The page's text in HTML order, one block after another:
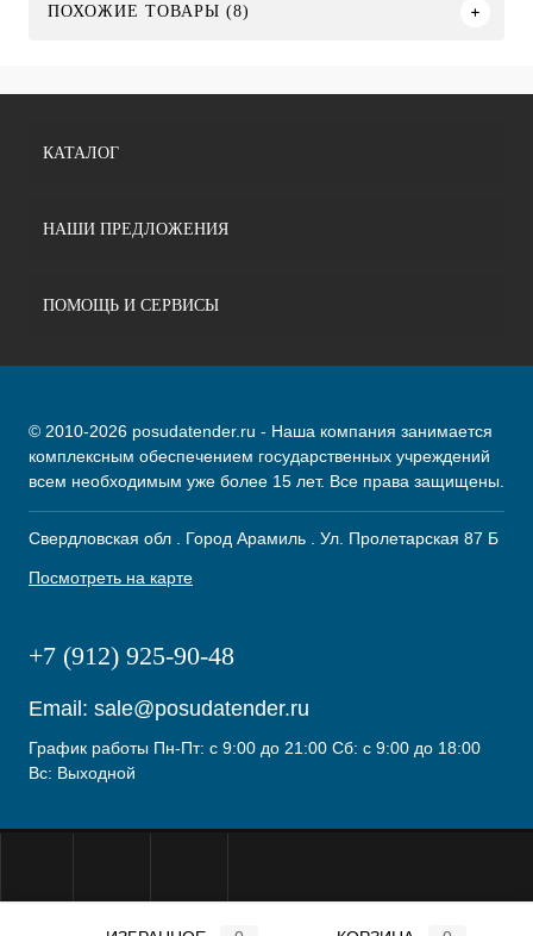
ПОХОЖИЕ ТОВАРЫ (8)
КАТАЛОГ
НАШИ ПРЕДЛОЖЕНИЯ
ПОМОЩЬ И СЕРВИСЫ
© 2010-2026 posudatender.ru - Наша компания занимается
комплексным обеспечением государственных учреждений
всем необходимым уже более 15 лет. Все права защищены.
Свердловская обл . Город Арамиль . Ул. Пролетарская 87 Б
Посмотреть на карте
+7 (912) 925-90-48
Email: sale@posudatender.ru
График работы Пн-Пт: с 9:00 до 21:00 Сб: с 9:00 до 18:00
Вс: Выходной